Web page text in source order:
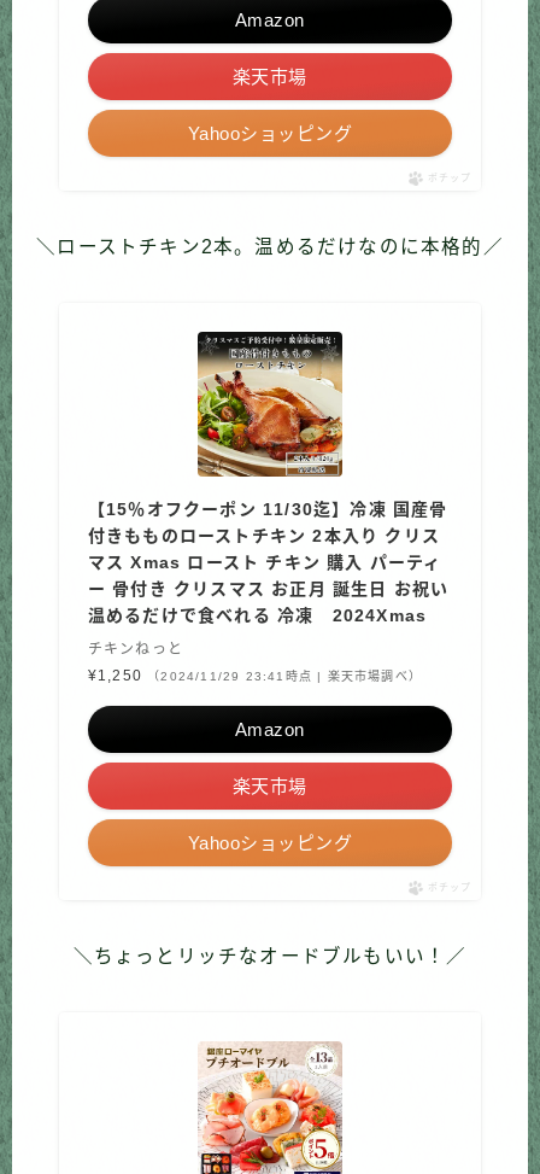
Amazon
楽天市場
Yahooショッピング
ポチップ
＼ローストチキン2本。温めるだけなのに本格的／
【15％オフクーポン 11/30迄】冷凍 国産骨
付きもものローストチキン 2本入り クリス
マス Xmas ロースト チキン 購入 パーティ
ー 骨付き クリスマス お正月 誕生日 お祝い
温めるだけで食べれる 冷凍 2024Xmas
チキンねっと
¥1,250
（2024/11/29 23:41時点 | 楽天市場調べ）
Amazon
楽天市場
Yahooショッピング
ポチップ
＼ちょっとリッチなオードブルもいい！／